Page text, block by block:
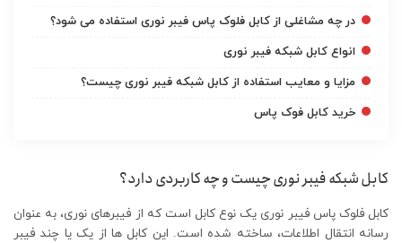
در چه مشاغلی از کابل فلوک پاس فیبر نوری استفاده می شود؟
انواع کابل شبکه فیبر نوری
مزایا و معایب استفاده از کابل شبکه فیبر نوری چیست؟
خرید کابل فوک پاس
کابل شبکه فیبر نوری چیست و چه کاربردی دارد؟
کابل فلوک پاس فیبر نوری یک نوع کابل است که از فیبرهای نوری، به عنوان
رسانه انتقال اطلاعات، ساخته شده است. این کابل ‌ها از یک یا چند فیبر